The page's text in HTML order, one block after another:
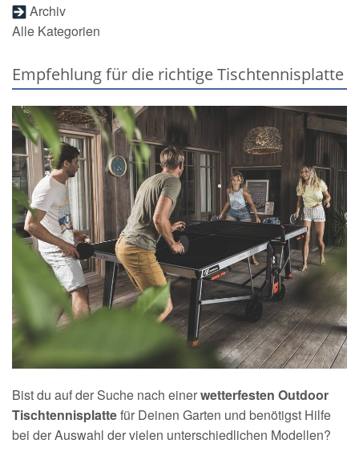
Archiv
Alle Kategorien
Empfehlung für die richtige Tischtennisplatte
Bist du auf der Suche nach einerwetterfesten Outdoor
Tischtennisplattefür Deinen Garten und benötigst Hilfe
bei der Auswahl der vielen unterschiedlichen Modellen?